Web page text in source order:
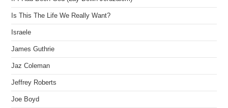
Is This The Life We Really Want?
Israele
James Guthrie
Jaz Coleman
Jeffrey Roberts
Joe Boyd